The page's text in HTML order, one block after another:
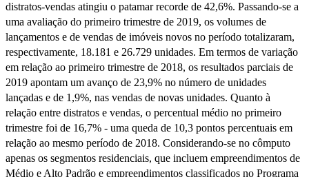
distratos-vendas atingiu o patamar recorde de 42,6%. Passando-se a
uma avaliação do primeiro trimestre de 2019, os volumes de
lançamentos e de vendas de imóveis novos no período totalizaram,
respectivamente, 18.181 e 26.729 unidades. Em termos de variação
em relação ao primeiro trimestre de 2018, os resultados parciais de
2019 apontam um avanço de 23,9% no número de unidades
lançadas e de 1,9%, nas vendas de novas unidades. Quanto à
relação entre distratos e vendas, o percentual médio no primeiro
trimestre foi de 16,7% - uma queda de 10,3 pontos percentuais em
relação ao mesmo período de 2018. Considerando-se no cômputo
apenas os segmentos residenciais, que incluem empreendimentos de
Médio e Alto Padrão e empreendimentos classificados no Programa